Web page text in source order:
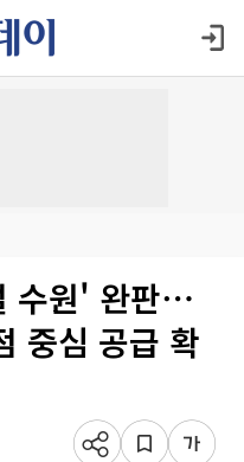
수원' 완판⋯
중심 공급 확